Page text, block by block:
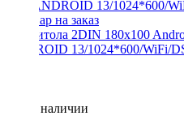
Магнитола 2DIN 180x100
ANDROID 13/1024*600/WiFi/
Нет в наличии